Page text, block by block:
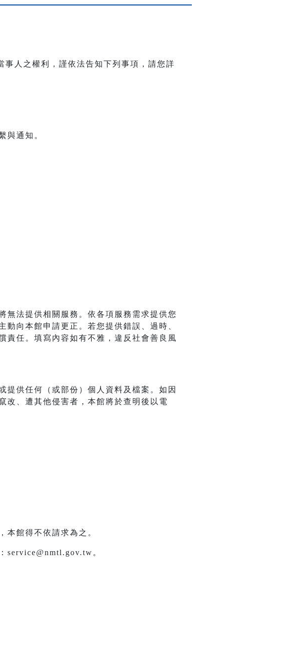
人之權利，謹依法告知下列事項，請您詳
與通知。
無法提供相關服務。依各項服務需求提供您
向本館申請更正。若您提供錯誤、過時、
責任。填寫內容如有不雅，違反社會善良風
提供任何（或部份）個人資料及檔案。如因
改、遭其他侵害者，本館將於查明後以電
本館得不依請求為之。
service@nmtl.gov.tw。